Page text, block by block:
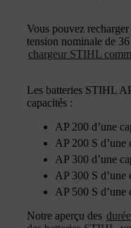
Vous pouvez
tension nominale de
chargeur STIHL
Les batteries STIHL
capacités :
AP 200 d’une
AP 200 S
AP 300 d’une
AP 300 S
AP 500 S
Notre aperçu des